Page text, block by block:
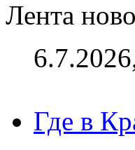
Лента
Где в